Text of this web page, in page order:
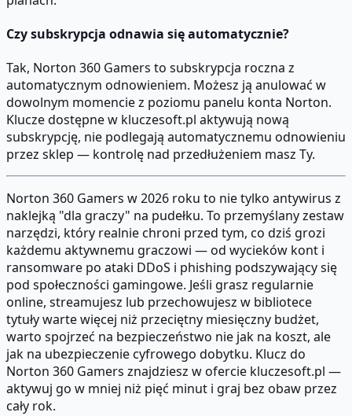
Czy subskrypcja odnawia się automatycznie?
Tak, Norton 360 Gamers to subskrypcja roczna z
automatycznym odnowieniem. Możesz ją anulować w
dowolnym momencie z poziomu panelu konta Norton.
Klucze dostępne w kluczesoft.pl aktywują nową
subskrypcję, nie podlegają automatycznemu odnowieniu
przez sklep — kontrolę nad przedłużeniem masz Ty.
Norton 360 Gamers w 2026 roku to nie tylko antywirus z
naklejką "dla graczy" na pudełku. To przemyślany zestaw
narzędzi, który realnie chroni przed tym, co dziś grozi
każdemu aktywnemu graczowi — od wycieków kont i
ransomware po ataki DDoS i phishing podszywający się
pod społeczności gamingowe. Jeśli grasz regularnie
online, streamujesz lub przechowujesz w bibliotece
tytuły warte więcej niż przeciętny miesięczny budżet,
warto spojrzeć na bezpieczeństwo nie jak na koszt, ale
jak na ubezpieczenie cyfrowego dobytku. Klucz do
Norton 360 Gamers znajdziesz w ofercie kluczesoft.pl —
aktywuj go w mniej niż pięć minut i graj bez obaw przez
cały rok.